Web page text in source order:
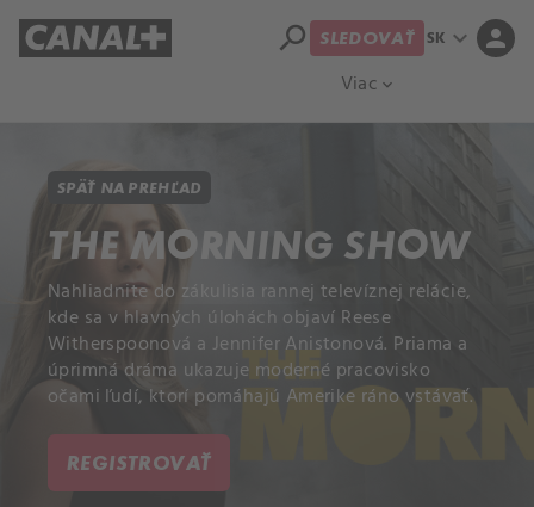
Viac expand_more
search SLEDOVAŤ SK expand_more person
SPÄŤ NA PREHĽAD
THE MORNING SHOW
Nahliadnite do zákulisia rannej televíznej relácie,
kde sa v hlavných úlohách objaví Reese
Witherspoonová a Jennifer Anistonová. Priama a
úprimná dráma ukazuje moderné pracovisko
očami ľudí, ktorí pomáhajú Amerike ráno vstávať.
REGISTROVAŤ